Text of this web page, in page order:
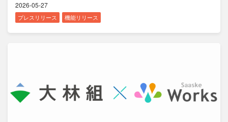
2026-05-27
プレスリリース 機能リリース